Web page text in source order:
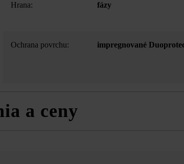
Hrana: fázy
Ochrana povrchu: impregnované
a ceny